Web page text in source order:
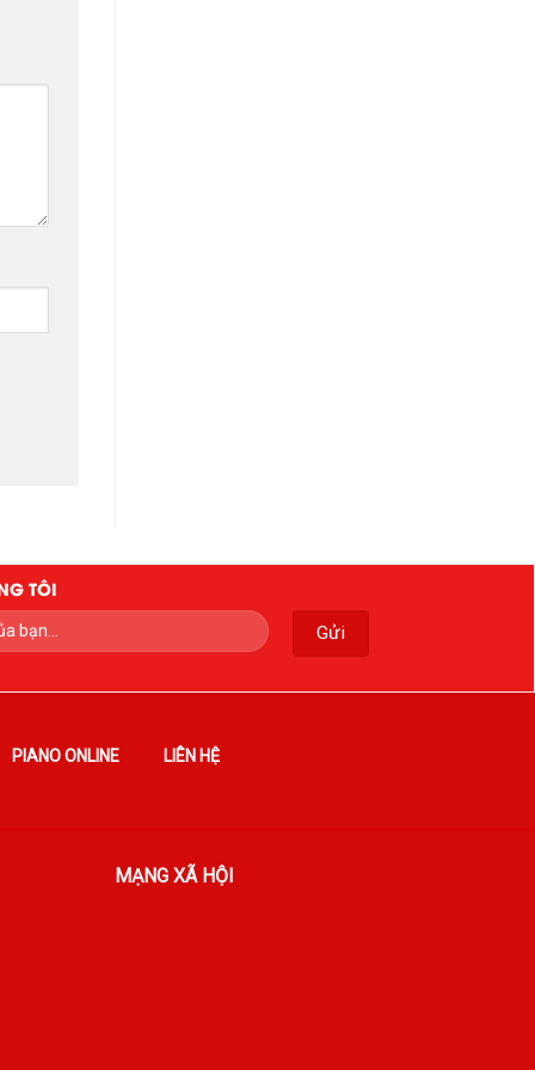
TÔI
PIANO ONLINE LIÊN HỆ
MẠNG XÃ HỘI